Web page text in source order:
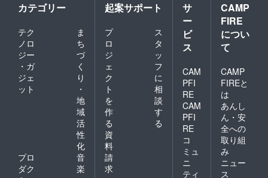
カテゴリー
テク
ノロ
ジー
・ガ
ジェ
ット
ま
ち
づ
く
り
・
地
域
活
性
化
プロ
ダク
音
楽
起案サポート
プ
ロ
ジ
ェ
ク
ト
を
作
る
ス
タ
ッ
フ
に
相
談
す
る
資
料
請
求
サ
ー
ビ
ス
CAM
PFI
RE
CAM
PFI
RE
コ
ミュ
ニ
ティ
CAMP
FIRE
につい
て
CAMP
FIREと
は
あんし
ん・安
全への
取り組
み
ニュー
ス